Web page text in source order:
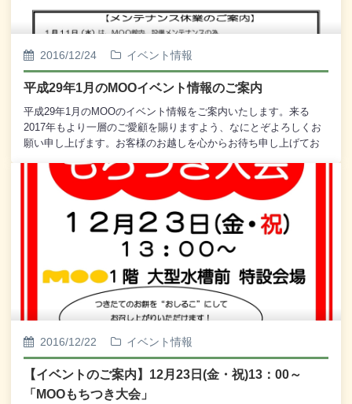
2016/12/24 イベント情報
平成29年1月のMOOイベント情報のご案内
平成29年1月のMOOのイベント情報をご案内いたします。来る
2017年もより一層のご愛顧を賜りますよう、なにとぞよろしくお
願い申し上げます。お客様のお越しを心からお待ち申し上げてお
売 ※ 「MOOおたのしみ福袋」販売 など 1月2日
(月) 10：00～ 1階 各テナント店舗 および中央入口横 特
日(月) 11：00～ 1階 ミニミイ前 特設会場 主催：
MOOウォーターフロント会◎ MOO新春初売 「釧路若鳶会 新
春出初め式」 1月2日(月) 12：00～ （観覧無料） 1階
中央エレベーター前 特設会場 出演：釧路若鳶会◎ 第26
回 道東地区技術科生徒作品展 1月5日(木)～1月8日(日)
10：00～17：00 （観覧無料） (8
日)10：00～16：00 1階 郵便局横 特設会場 主催：技術
象として、将来の進路・キャリアプランを 改めて考える
大学生による「留学Café(仮)実行委員会」が企画・運営しま
す。 1月15日(日) 11：30～14：00 2階 観光交流コー
2016/12/22 イベント情報
【イベントのご案内】12月23日(金・祝)13：00～
「MOOもちつき大会」